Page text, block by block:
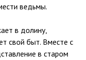
ведьмы.
в долину,
свой быт. Вместе с
в старом